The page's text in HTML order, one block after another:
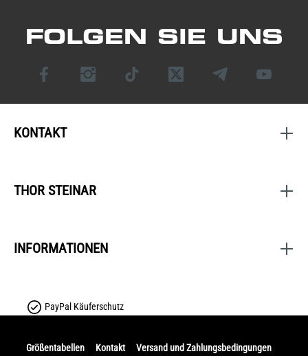
FOLGEN SIE UNS
KONTAKT
THOR STEINAR
INFORMATIONEN
PayPal Käuferschutz
Größentabellen Kontakt Versand und Zahlungsbedingungen